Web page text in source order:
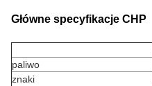
Główne specyfikacje CHP
paliwo
znaki